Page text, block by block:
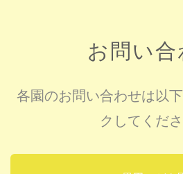
お問い合
各園のお問い合わせは以
クしてくださ